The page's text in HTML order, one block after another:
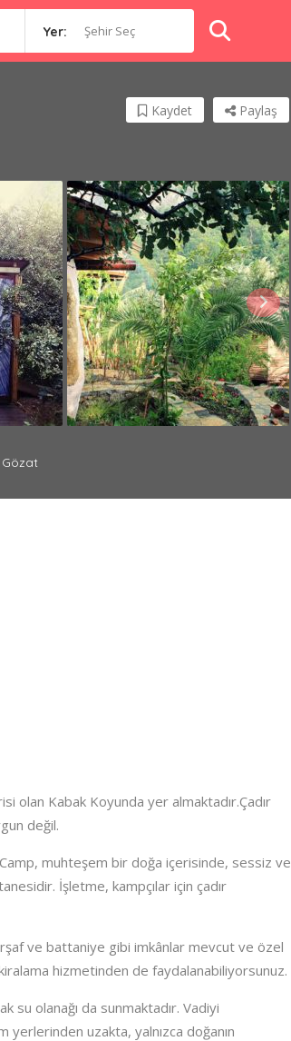
Yer: Şehir Seç
Paylaş
Kaydet
olan Kabak Koyunda yer almaktadır.Çadır
değil.
muhteşem bir doğa içerisinde, sessiz ve
İşletme, kampçılar için çadır
ve battaniye gibi imkânlar mevcut ve özel
hizmetinden de faydalanabiliyorsunuz.
olanağı da sunmaktadır. Vadiyi
yerlerinden uzakta, yalnızca doğanın